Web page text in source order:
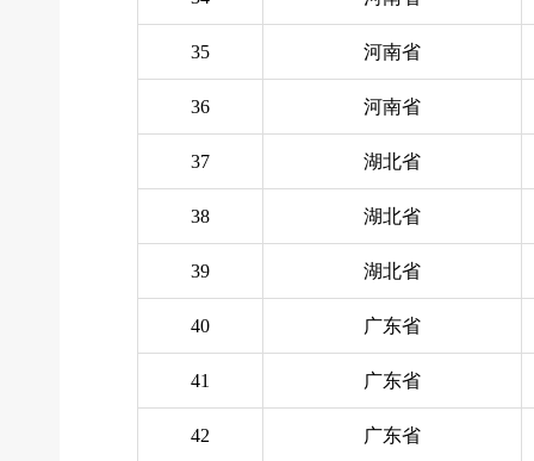
35 河南省
36 河南省
37 湖北省
38 湖北省
39 湖北省
40 广东省
41 广东省
42 广东省